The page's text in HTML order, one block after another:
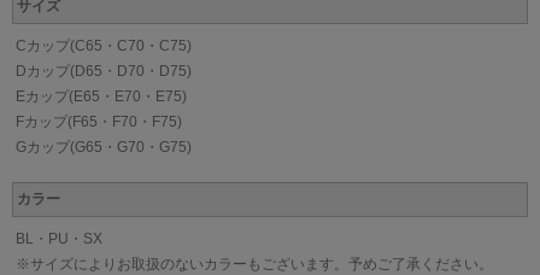
サイズ
Cカップ(C65・C70・C75)
Dカップ(D65・D70・D75)
Eカップ(E65・E70・E75)
Fカップ(F65・F70・F75)
Gカップ(G65・G70・G75)
カラー
BL・PU・SX
※サイズによりお取扱のないカラーもございます。予めご了承ください。